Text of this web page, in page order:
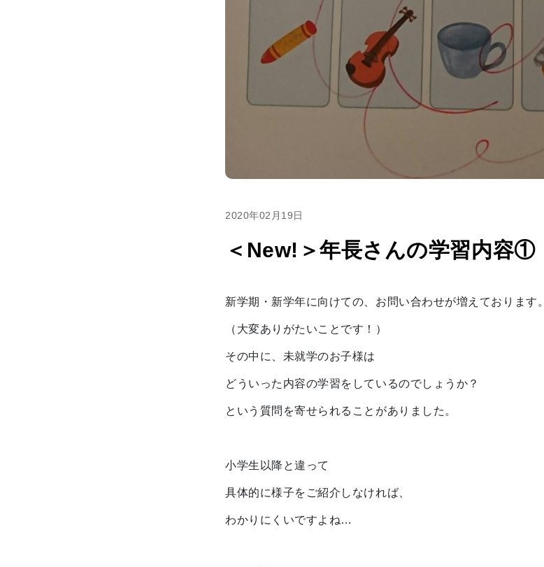
2020年02月19日
＜New!＞年長さんの学習内容①
新学期・新学年に向けての、お問い合わせが増えております。
（大変ありがたいことです！）
その中に、未就学のお子様は
どういった内容の学習をしているのでしょうか？
という質問を寄せられることがありました。
小学生以降と違って
具体的に様子をご紹介しなければ、
わかりにくいですよね…